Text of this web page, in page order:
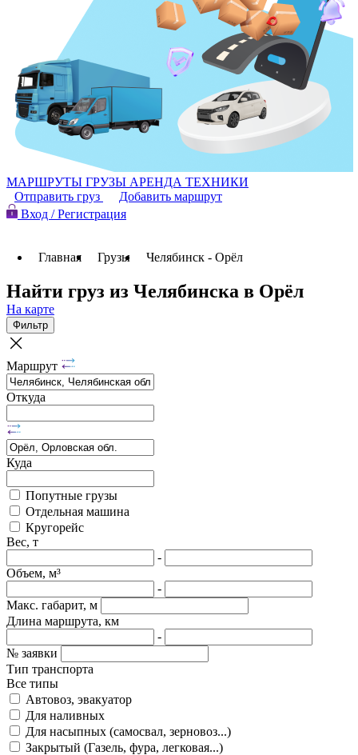
МАРШРУТЫ ГРУЗЫ АРЕНДА ТЕХНИКИ
Отправить груз
Добавить маршрут
Вход / Регистрация
Главная Грузы Челябинск - Орёл
Найти груз из Челябинска в Орёл
На карте
Фильтр
Маршрут
Откуда
Куда
Попутные грузы
Отдельная машина
Кругорейс
Вес, т
-
Объем, м³
-
Макс. габарит, м
Длина маршрута, км
-
№ заявки
Тип транспорта
Все типы
Автовоз, эвакуатор
Для наливных
Для насыпных (самосвал, зерновоз...)
Закрытый (Газель, фура, легковая...)